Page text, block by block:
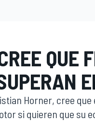
QUE
Horner, cree
si quieren que su